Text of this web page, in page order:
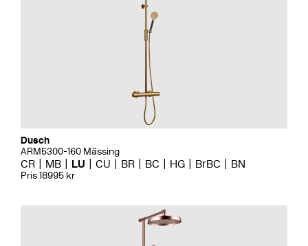
Dusch
ARM5300-160 Mässing
CR MB LU CU BR BC HG BrBC BN
Pris 18995 kr